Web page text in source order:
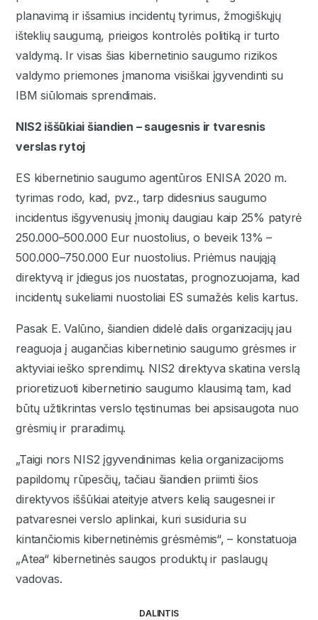
planavimą ir išsamius incidentų tyrimus, žmogiškųjų
išteklių saugumą, prieigos kontrolės politiką ir turto
valdymą. Ir visas šias kibernetinio saugumo rizikos
valdymo priemones įmanoma visiškai įgyvendinti su
IBM siūlomais sprendimais.
NIS2 iššūkiai šiandien – saugesnis ir tvaresnis
verslas rytoj
ES kibernetinio saugumo agentūros ENISA 2020 m.
tyrimas rodo, kad, pvz., tarp didesnius saugumo
incidentus išgyvenusių įmonių daugiau kaip 25% patyrė
250.000–500.000 Eur nuostolius, o beveik 13% –
500.000–750.000 Eur nuostolius. Priėmus naująją
direktyvą ir įdiegus jos nuostatas, prognozuojama, kad
incidentų sukeliami nuostoliai ES sumažės kelis kartus.
Pasak E. Valūno, šiandien didelė dalis organizacijų jau
reaguoja į augančias kibernetinio saugumo grėsmes ir
aktyviai ieško sprendimų. NIS2 direktyva skatina verslą
prioretizuoti kibernetinio saugumo klausimą tam, kad
būtų užtikrintas verslo tęstinumas bei apsisaugota nuo
grėsmių ir praradimų.
„Taigi nors NIS2 įgyvendinimas kelia organizacijoms
papildomų rūpesčių, tačiau šiandien priimti šios
direktyvos iššūkiai ateityje atvers kelią saugesnei ir
patvaresnei verslo aplinkai, kuri susiduria su
kintančiomis kibernetinėmis grėsmėmis“, – konstatuoja
„Atea“ kibernetinės saugos produktų ir paslaugų
vadovas.
DALINTIS